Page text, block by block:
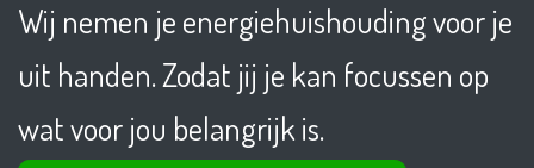
Wij nemen je energiehuishouding voor je
uit handen. Zodat jij je kan focussen op
wat voor jou belangrijk is.